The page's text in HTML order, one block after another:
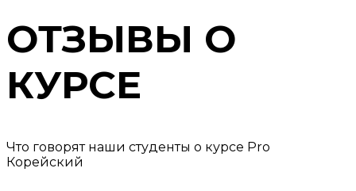
ОТЗЫВЫ О
КУРСЕ
Что говорят наши студенты о курсе Pro
Корейский